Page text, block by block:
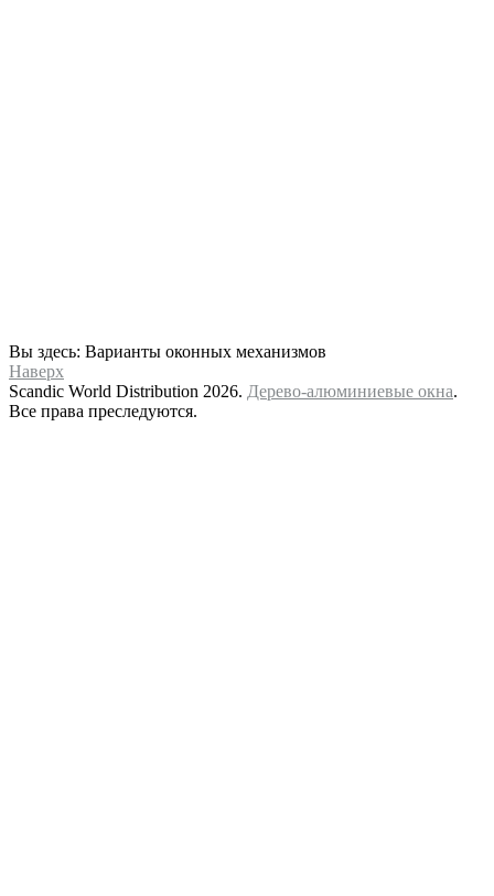
Вы здесь: Варианты оконных механизмов
Наверх
Scandic World Distribution 2026. Дерево-алюминиевые окна.
Все права преследуются.